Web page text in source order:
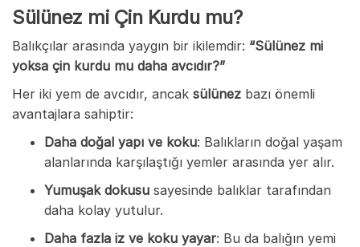
Sülünez mi Çin Kurdu mu?
Balıkçılar arasında yaygın bir ikilemdir: “Sülünez mi
yoksa çin kurdu mu daha avcıdır?”
Her iki yem de avcıdır, ancak sülünez bazı önemli
avantajlara sahiptir:
Daha doğal yapı ve koku: Balıkların doğal yaşam
alanlarında karşılaştığı yemler arasında yer alır.
Yumuşak dokusu sayesinde balıklar tarafından
daha kolay yutulur.
Daha fazla iz ve koku yayar: Bu da balığın yemi